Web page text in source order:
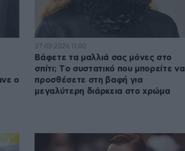
ο
27·03·2026 11:00
Bάφετε τα μαλλιά σας μόνες στο
σπίτι; Τo συστατικό που μπορείτε να
προσθέσετε στη βαφή για
μεγαλύτερη διάρκεια στο χρώμα